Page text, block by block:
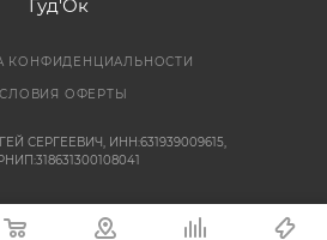
Гуд'Ок
КОНФИДЕНЦИАЛЬНОСТИ
ОФЕРТЫ
СЕРГЕЕВИЧ, ИНН:631939009615,